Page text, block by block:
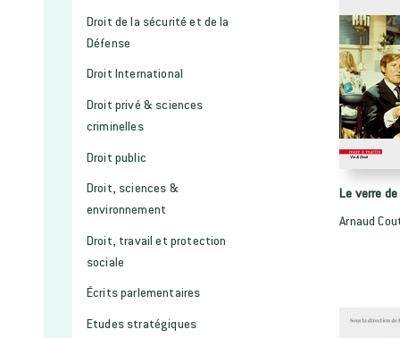
Droit de la sécurité et de la
Défense
Droit International
Droit privé & sciences
criminelles
Droit public
Droit, sciences &
environnement
Droit, travail et protection
sociale
Écrits parlementaires
Etudes stratégiques
Le verre
Arnaud